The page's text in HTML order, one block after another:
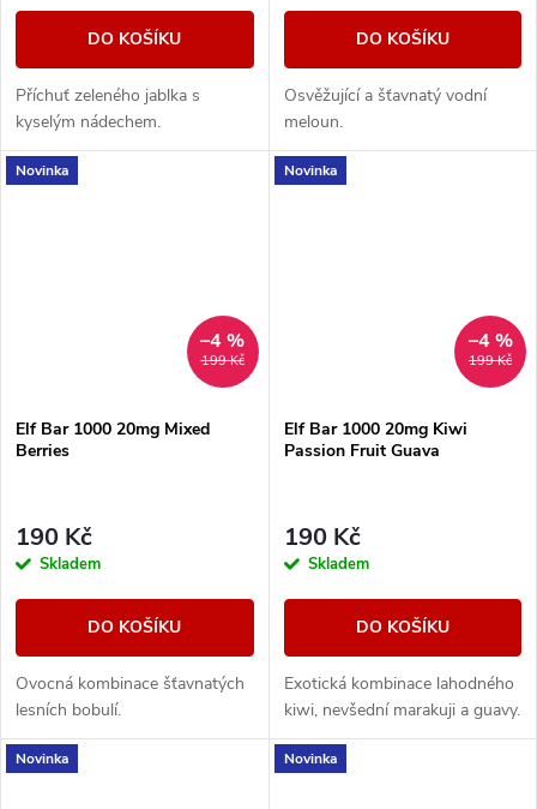
DO KOŠÍKU
Příchuť zeleného jablka s
kyselým nádechem.
DO KOŠÍKU
Osvěžující a šťavnatý vodní
meloun.
Novinka
199 Kč
–4 %
Elf Bar 1000 20mg Mixed
Berries
190 Kč
Skladem
DO KOŠÍKU
Ovocná kombinace šťavnatých
lesních bobulí.
Novinka
199 Kč
–4 %
Elf Bar 1000 20mg Kiwi
Passion Fruit Guava
190 Kč
Skladem
DO KOŠÍKU
Exotická kombinace lahodného
kiwi, nevšední marakuji a guavy.
Novinka Novinka